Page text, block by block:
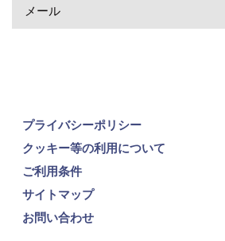
メール
プライバシーポリシー
クッキー等の利用について
ご利用条件
サイトマップ
お問い合わせ